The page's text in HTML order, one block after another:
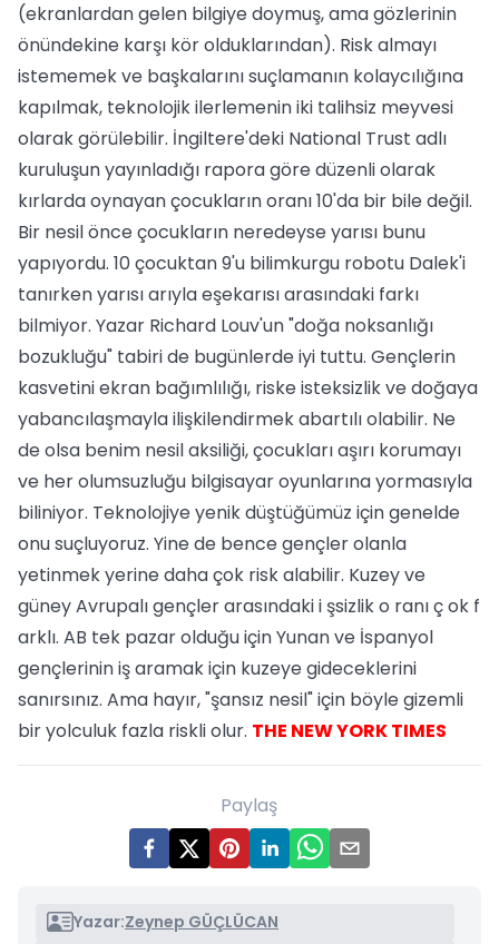
(ekranlardan gelen bilgiye doymuş, ama gözlerinin
önündekine karşı kör olduklarından). Risk almayı
istememek ve başkalarını suçlamanın kolaycılığına
kapılmak, teknolojik ilerlemenin iki talihsiz meyvesi
olarak görülebilir. İngiltere'deki National Trust adlı
kuruluşun yayınladığı rapora göre düzenli olarak
kırlarda oynayan çocukların oranı 10'da bir bile değil.
Bir nesil önce çocukların neredeyse yarısı bunu
yapıyordu. 10 çocuktan 9'u bilimkurgu robotu Dalek'i
tanırken yarısı arıyla eşekarısı arasındaki farkı
bilmiyor. Yazar Richard Louv'un "doğa noksanlığı
bozukluğu" tabiri de bugünlerde iyi tuttu. Gençlerin
kasvetini ekran bağımlılığı, riske isteksizlik ve doğaya
yabancılaşmayla ilişkilendirmek abartılı olabilir. Ne
de olsa benim nesil aksiliği, çocukları aşırı korumayı
ve her olumsuzluğu bilgisayar oyunlarına yormasıyla
biliniyor. Teknolojiye yenik düştüğümüz için genelde
onu suçluyoruz. Yine de bence gençler olanla
yetinmek yerine daha çok risk alabilir. Kuzey ve
güney Avrupalı gençler arasındaki i şsizlik o ranı ç ok f
arklı. AB tek pazar olduğu için Yunan ve İspanyol
gençlerinin iş aramak için kuzeye gideceklerini
sanırsınız. Ama hayır, "şansız nesil" için böyle gizemli
bir yolculuk fazla riskli olur. THE NEW YORK TIMES
Paylaş
Yazar:Zeynep GÜÇLÜCAN